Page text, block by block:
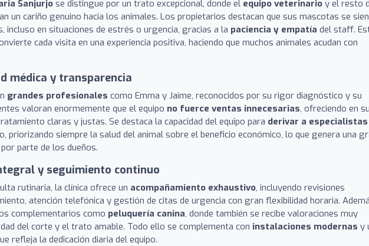
Sanjurjo se distingue por un trato excepcional, donde el equipo veterinario y el resto
un cariño genuino hacia los animales. Los propietarios destacan que sus mascotas se
incluso en situaciones de estrés o urgencia, gracias a la paciencia y empatía del staff.
cada visita en una experiencia positiva, haciendo que muchos animales acudan con
médica y transparencia
grandes profesionales como Emma y Jaime, reconocidos por su rigor diagnóstico y su
valoran enormemente que el equipo no fuerce ventas innecesarias, ofreciendo en su
claras y justas. Se destaca la capacidad del equipo para derivar a especialistas
priorizando siempre la salud del animal sobre el beneficio económico, lo que genera una
parte de los dueños.
y seguimiento continuo
rutinaria, la clínica ofrece un acompañamiento exhaustivo, incluyendo revisiones
atención telefónica y gestión de citas de urgencia con gran flexibilidad horaria.
complementarios como peluquería canina, donde también se recibe valoraciones muy
del corte y el trato amable. Todo ello se complementa con instalaciones modernas y
refleja la dedicación diaria del equipo.